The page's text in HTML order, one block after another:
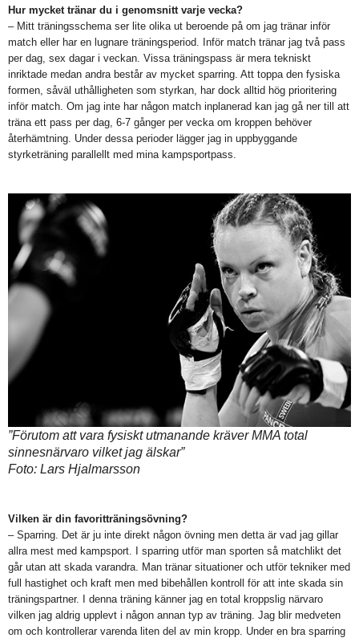
Hur mycket tränar du i genomsnitt varje vecka?
– Mitt träningsschema ser lite olika ut beroende på om jag tränar inför
match eller har en lugnare träningsperiod. Inför match tränar jag två pass
per dag, sex dagar i veckan. Vissa träningspass är mera tekniskt
inriktade medan andra består av mycket sparring. Att toppa den fysiska
formen, såväl uthålligheten som styrkan, har dock alltid hög prioritering
inför match. Om jag inte har någon match inplanerad kan jag gå ner till att
träna ett pass per dag, 6-7 gånger per vecka om kroppen behöver
återhämtning. Under dessa perioder lägger jag in uppbyggande
styrketräning parallellt med mina kampsportpass.
”Förutom att vara fysiskt utmanande kräver MMA total
sinnesnärvaro vilket jag älskar”
Foto: Lars Hjalmarsson
Vilken är din favoritträningsövning?
– Sparring. Det är ju inte direkt någon övning men detta är vad jag gillar
allra mest med kampsport. I sparring utför man sporten så matchlikt det
går utan att skada varandra. Man tränar situationer och utför tekniker med
full hastighet och kraft men med bibehållen kontroll för att inte skada sin
träningspartner. I denna träning känner jag en total kroppslig närvaro
vilken jag aldrig upplevt i någon annan typ av träning. Jag blir medveten
om och kontrollerar varenda liten del av min kropp. Under en bra sparring